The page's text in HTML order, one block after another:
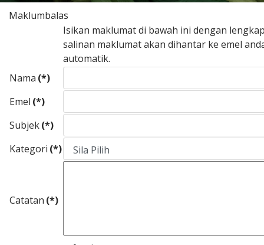
Maklumbalas
Isikan maklumat di bawah ini dengan
salinan maklumat akan dihantar ke emel
automatik.
Nama (*)
Emel (*)
Subjek(*)
Kategori (*)
Catatan (*)